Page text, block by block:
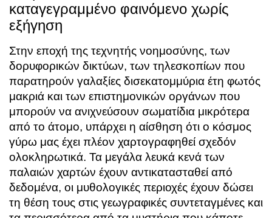
καταγεγραμμένο φαινόμενο χωρίς
εξήγηση
Στην εποχή της τεχνητής νοημοσύνης, των
δορυφορικών δικτύων, των τηλεσκοπίων που
παρατηρούν γαλαξίες δισεκατομμύρια έτη φωτός
μακριά και των επιστημονικών οργάνων που
μπορούν να ανιχνεύσουν σωματίδια μικρότερα
από το άτομο, υπάρχει η αίσθηση ότι ο κόσμος
γύρω μας έχει πλέον χαρτογραφηθεί σχεδόν
ολοκληρωτικά. Τα μεγάλα λευκά κενά των
παλαιών χαρτών έχουν αντικατασταθεί από
δεδομένα, οι μυθολογικές περιοχές έχουν δώσει
τη θέση τους στις γεωγραφικές συντεταγμένες και